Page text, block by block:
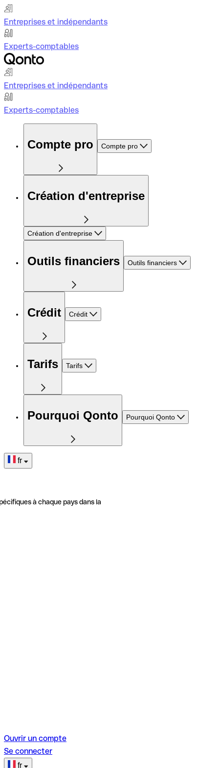
Entreprises et indépendants
Experts-comptables
Entreprises et indépendants
Experts-comptables
Compte pro Compte pro
Création d'entreprise
Création d'entreprise
Outils financiers Outils financiers
Crédit Crédit
Tarifs Tarifs
Pourquoi Qonto Pourquoi Qonto
fr
à chaque pays dans la
Ouvrir un compte
Se connecter
fr